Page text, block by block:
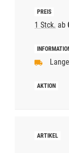
1 Stck. ab